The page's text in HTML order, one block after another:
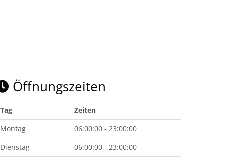
Öffnungszeiten
Tag
Zeiten
Montag
06:00:00 - 23:00:00
Dienstag
06:00:00 - 23:00:00